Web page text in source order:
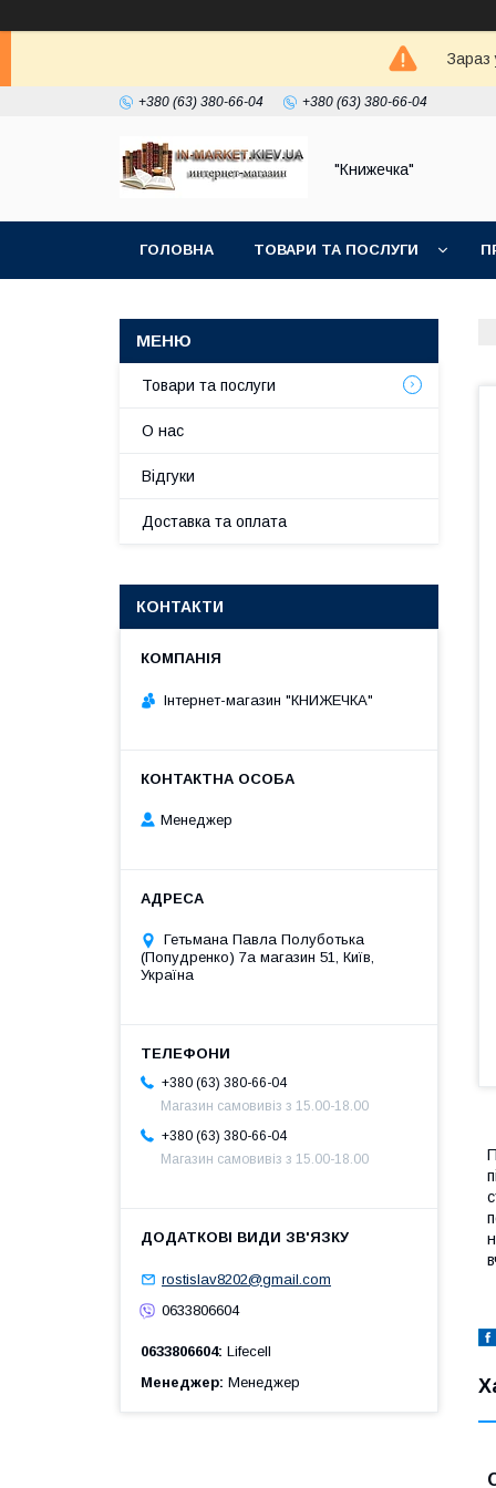
Зараз
+380 (63) 380-66-04 +380 (63) 380-66-04
"Книжечка"
ГОЛОВНА ТОВАРИ ТА ПОСЛУГИ
Товари та послуги
О нас
Відгуки
Доставка та оплата
КОНТАКТИ
Інтернет-магазин "КНИЖЕЧКА"
Менеджер
Гетьмана Павла Полуботька
(Попудренко) 7а магазин 51, Київ,
Україна
+380 (63) 380-66-04
Магазин самовивіз з 15.00-18.00
+380 (63) 380-66-04
Магазин самовивіз з 15.00-18.00
rostislav8202@gmail.com
0633806604
0633806604 Lifecell
Менеджер Менеджер